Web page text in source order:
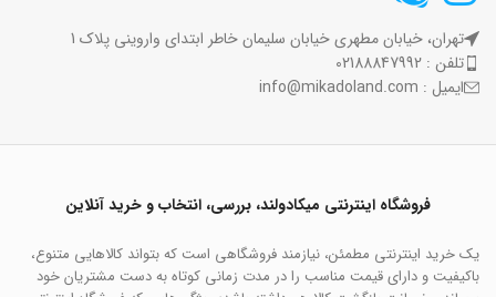
تهران، خیابان مطهری خیابان سلیمان خاطر ابتدای واروینی پلاک 1
تلفن : 02188847992
ایمیل : info@mikadoland.com
فروشگاه اینترنتی میکادولند، بررسی، انتخاب و خرید آنلاین
یک خرید اینترنتی مطمئن، نیازمند فروشگاهی است که بتواند کالاهایی متنوع،
باکیفیت و دارای قیمت مناسب را در مدت زمانی کوتاه به دست مشتریان خود